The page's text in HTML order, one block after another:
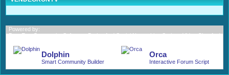
Powered by:
BoonEx - Community Software; Dating And Social Networking Scripts; Video Chat And
Dolphin
Smart Community Builder
Orca
Interactive Forum Script